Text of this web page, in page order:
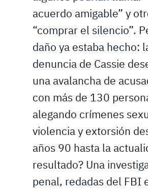
acuerdo amigable” y
“comprar el silencio”.
daño ya estaba hecho:
denuncia de Cassie
una avalancha de
con más de 130
alegando crímenes
violencia y extorsión
años 90 hasta la
resultado? Una
penal, redadas del FBI